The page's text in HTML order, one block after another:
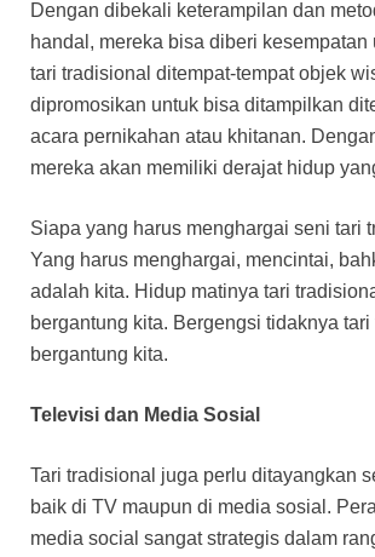
Dengan dibekali keterampilan dan
handal, mereka bisa diberi kesempatan
tari tradisional ditempat-tempat objek
dipromosikan untuk bisa ditampilkan
acara pernikahan atau khitanan.
mereka akan memiliki derajat hidup
Siapa yang harus menghargai seni tari
Yang harus menghargai, mencintai,
adalah kita. Hidup matinya tari
bergantung kita. Bergengsi tidaknya
bergantung kita.
Televisi dan Media Sosial
Tari tradisional juga perlu ditayangkan
baik di TV maupun di media sosial.
media social sangat strategis dalam